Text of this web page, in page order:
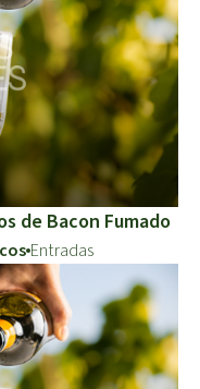
de Bacon Fumado
Entradas